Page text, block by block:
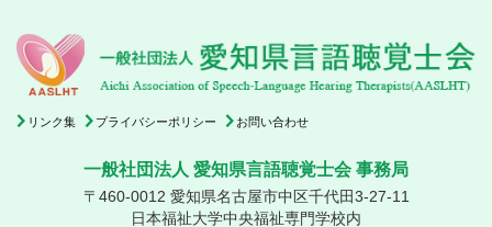
リンク集 プライバシーポリシー お問い合わせ
一般社団法人 愛知県言語聴覚士会 事務局
〒460-0012 愛知県名古屋市中区千代田3-27-11
日本福祉大学中央福祉専門学校内